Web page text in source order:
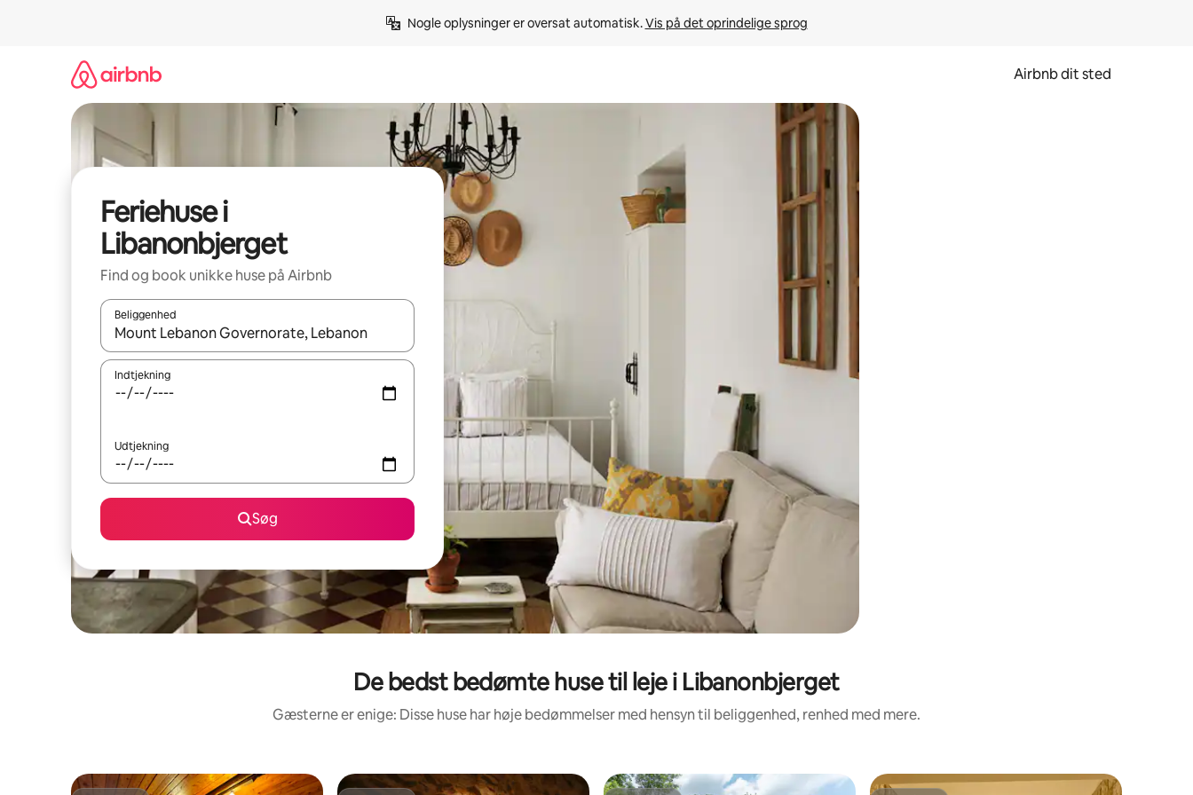
Nogle oplysninger er oversat automatisk. Vis på det oprindelige sprog
Airbnb dit sted
Feriehuse i
Libanonbjerget
Find og book unikke huse på Airbnb
Beliggenhed
Når resultaterne er tilgængelige, skal du navigere med piletasterne op og ned eller se mere ved at trykke eller stryge.
Indtjekning
Udtjekning
Søg
De bedst bedømte huse til leje i Libanonbjerget
Gæsterne er enige: Disse huse har høje bedømmelser med hensyn til beliggenhed, renhed med mere.